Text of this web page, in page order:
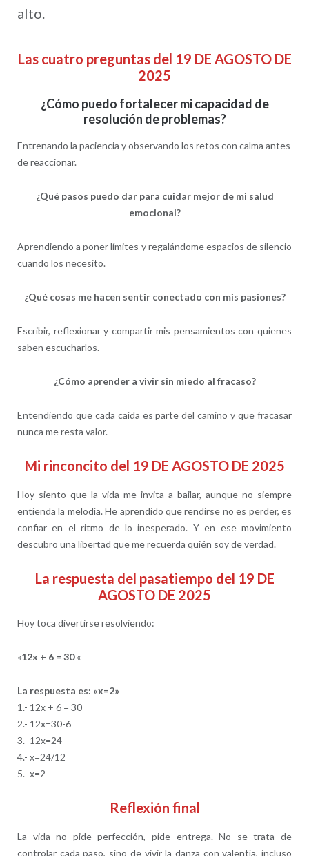
alto.
Las cuatro preguntas del 19 DE AGOSTO DE
2025
¿Cómo puedo fortalecer mi capacidad de
resolución de problemas?
Entrenando la paciencia y observando los retos con calma antes
de reaccionar.
¿Qué pasos puedo dar para cuidar mejor de mi salud
emocional?
Aprendiendo a poner límites y regalándome espacios de silencio
cuando los necesito.
¿Qué cosas me hacen sentir conectado con mis pasiones?
Escribir, reflexionar y compartir mis pensamientos con quienes
saben escucharlos.
¿Cómo aprender a vivir sin miedo al fracaso?
Entendiendo que cada caída es parte del camino y que fracasar
nunca me resta valor.
Mi rinconcito del 19 DE AGOSTO DE 2025
Hoy siento que la vida me invita a bailar, aunque no siempre
entienda la melodía. He aprendido que rendirse no es perder, es
confiar en el ritmo de lo inesperado. Y en ese movimiento
descubro una libertad que me recuerda quién soy de verdad.
La respuesta del pasatiempo del 19 DE
AGOSTO DE 2025
Hoy toca divertirse resolviendo:
«12x + 6 = 30«
La respuesta es: «x=2»
1.- 12x + 6 = 30
2.- 12x=30-6
3.- 12x=24
4.- x=24/12
5.- x=2
Reflexión final
La vida no pide perfección, pide entrega. No se trata de
controlar cada paso, sino de vivir la danza con valentía, incluso